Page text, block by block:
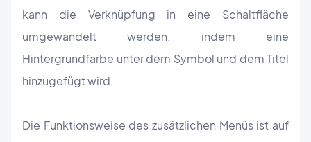
kann die Verknüpfung in eine Schaltfläche
umgewandelt werden, indem eine
Hintergrundfarbe unter dem Symbol und dem Titel
hinzugefügt wird.
Die Funktionsweise des zusätzlichen Menüs ist auf